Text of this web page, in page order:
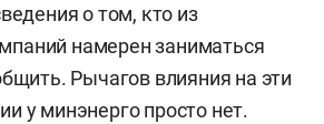
о том, кто из
намерен заниматься
Рычагов влияния на эти
у минэнерго просто нет.